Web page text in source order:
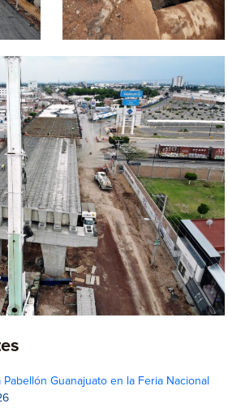
Guanajuato en la Feria Nacional